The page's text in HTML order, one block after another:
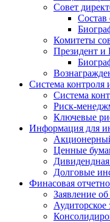
Совет
Состав
Комитеты
Президент и
Система контроля
Система
Риск-
Ключевые
Информация для
Ценные
Долговые
Финасовая
Заявление
Аудиторское